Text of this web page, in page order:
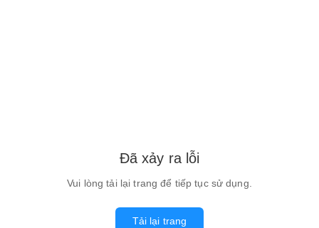
Đã xảy ra lỗi
Vui lòng tải lại trang để tiếp tục sử dụng.
Tải lại trang